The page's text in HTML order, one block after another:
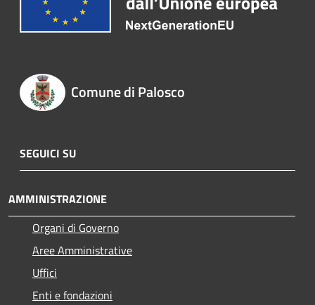
Comune di Palosco
SEGUICI SU
AMMINISTRAZIONE
Organi di Governo
Aree Amministrative
Uffici
Enti e fondazioni